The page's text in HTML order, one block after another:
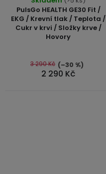
PulsGo HEALTH GE30 Fit /
EKG / Krevní tlak / Teplota /
Cukr v krvi / Složky krve /
Hovory
hodnocení
produktu
je
5,0
5
hvězdiček.
2 290 Kč
3 290 Kč (–30 %)